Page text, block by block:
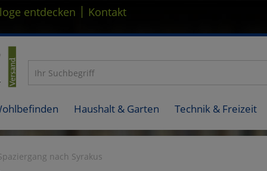
entdecken | Kontakt
Haushalt & Garten Technik & Freizeit
nach Syrakus